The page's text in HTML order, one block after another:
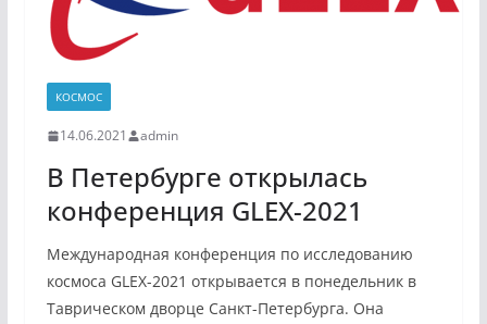
КОСМОС
14.06.2021 admin
В Петербурге открылась
конференция GLEX-2021
Международная конференция по исследованию
космоса GLEX-2021 открывается в понедельник в
Таврическом дворце Санкт-Петербурга. Она